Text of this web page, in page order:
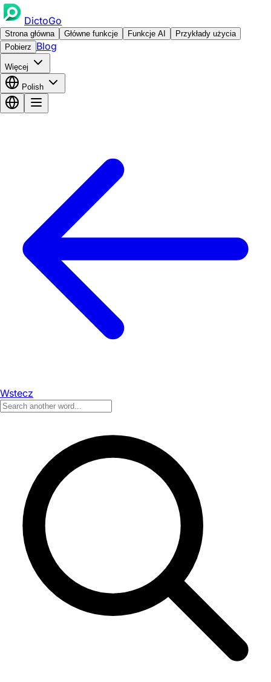
DictoGo
Strona główna Główne funkcje Funkcje AI
Przykłady użycia
Pobierz
Blog
Więcej
Polish
Wstecz